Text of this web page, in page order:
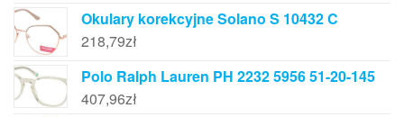
Okulary korekcyjne Solano S 10432 C
218,79zł
Polo Ralph Lauren PH 2232 5956 51-20-145
407,96zł